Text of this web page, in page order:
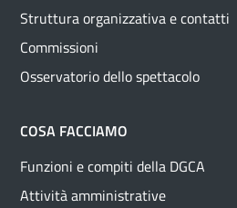
Struttura organizzativa e contatti
Commissioni
Osservatorio dello spettacolo
COSA FACCIAMO
Funzioni e compiti della DGCA
Attività amministrative